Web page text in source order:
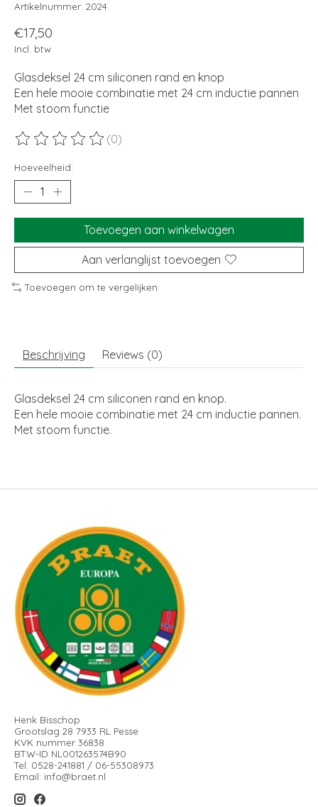
Artikelnummer: 2024
€17,50
Incl. btw
Glasdeksel 24 cm siliconen rand en knop
Een hele mooie combinatie met 24 cm inductie pannen
Met stoom functie
De beoordeling van dit product is
(0)
Hoeveelheid:
Toevoegen aan winkelwagen
Aan verlanglijst toevoegen
Toevoegen om te vergelijken
Beschrijving Reviews (0)
Glasdeksel 24 cm siliconen rand en knop.
Een hele mooie combinatie met 24 cm inductie pannen.
Met stoom functie.
Henk Bisschop
Grootslag 28 7933 RL Pesse
KVK nummer 36838
BTW-ID NL001263574B90
Tel: 0528-241881 / 06-55308973
Email: info@braet.nl